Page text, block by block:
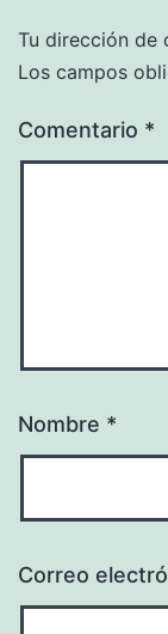
Tu dirección de
Los campos
Comentario *
Nombre *
Correo